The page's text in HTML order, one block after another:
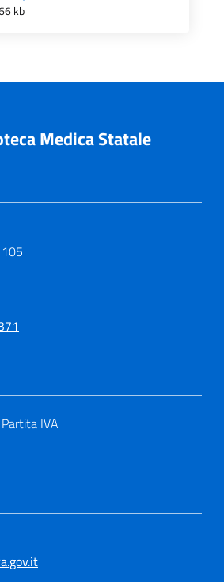
kb
Medica Statale
IVA